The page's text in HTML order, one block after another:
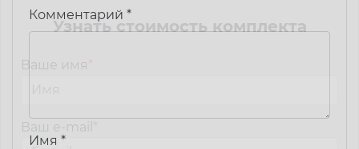
Комментарий *
Имя *
Узнать стоимость комплекта
Ваше имя
Ваш e-mail